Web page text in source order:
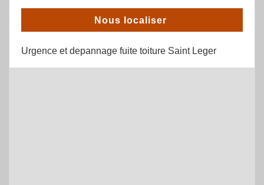
Nous localiser
Urgence et depannage fuite toiture Saint Leger